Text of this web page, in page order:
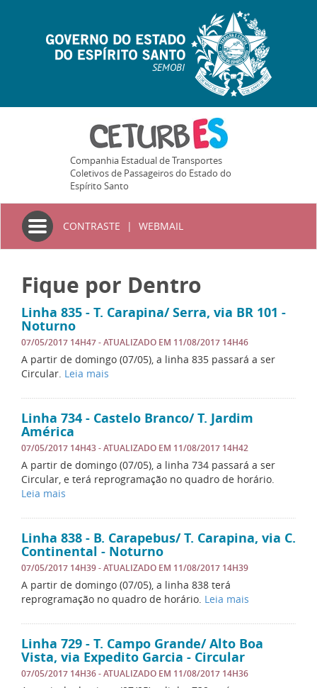
SEMOBI
Companhia Estadual de Transportes
Coletivos de Passageiros do Estado do
Espírito Santo
Toggle
navigation
CONTRASTE | WEBMAIL
Fique por Dentro
Linha 835 - T. Carapina/ Serra, via BR 101 -
Noturno
07/05/2017 14H47- ATUALIZADO EM 11/08/2017 14H46
A partir de domingo (07/05), a linha 835 passará a ser
Circular. Leia mais
Linha 734 - Castelo Branco/ T. Jardim
América
07/05/2017 14H43- ATUALIZADO EM 11/08/2017 14H42
A partir de domingo (07/05), a linha 734 passará a ser
Circular, e terá reprogramação no quadro de horário.
Leia mais
Linha 838 - B. Carapebus/ T. Carapina, via C.
Continental - Noturno
07/05/2017 14H39- ATUALIZADO EM 11/08/2017 14H39
A partir de domingo (07/05), a linha 838 terá
reprogramação no quadro de horário. Leia mais
Linha 729 - T. Campo Grande/ Alto Boa
Vista, via Expedito Garcia - Circular
07/05/2017 14H36- ATUALIZADO EM 11/08/2017 14H36